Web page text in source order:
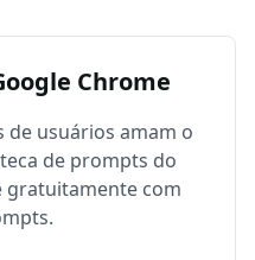
Chrome
de usuários amam o
de prompts do
gratuitamente com